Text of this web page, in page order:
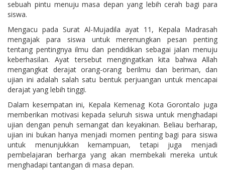
sebuah pintu menuju masa depan yang lebih cerah bagi para
siswa.
Mengacu pada Surat Al-Mujadila ayat 11, Kepala Madrasah
mengajak para siswa untuk merenungkan pesan penting
tentang pentingnya ilmu dan pendidikan sebagai jalan menuju
keberhasilan. Ayat tersebut mengingatkan kita bahwa Allah
mengangkat derajat orang-orang berilmu dan beriman, dan
ujian ini adalah salah satu bentuk perjuangan untuk mencapai
derajat yang lebih tinggi.
Dalam kesempatan ini, Kepala Kemenag Kota Gorontalo juga
memberikan motivasi kepada seluruh siswa untuk menghadapi
ujian dengan penuh semangat dan keyakinan. Beliau berharap,
ujian ini bukan hanya menjadi momen penting bagi para siswa
untuk menunjukkan kemampuan, tetapi juga menjadi
pembelajaran berharga yang akan membekali mereka untuk
menghadapi tantangan di masa depan.